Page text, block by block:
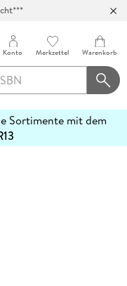
Konto Merkzettel Warenkorb
Sortimente mit dem